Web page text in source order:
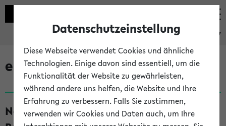
eKVV
eKVV News
Nachhaltigkeitspreis 2026:
Datenschutzeinstellung
Diese Webseite verwendet Cookies und ähnliche
Technologien. Einige davon sind essentiell, um die
Funktionalität der Website zu gewährleisten,
während andere uns helfen, die Website und Ihre
Erfahrung zu verbessern. Falls Sie zustimmen,
verwenden wir Cookies und Daten auch, um Ihre